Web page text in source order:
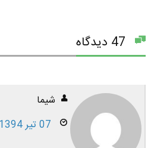
شیما
07 تیر 1394